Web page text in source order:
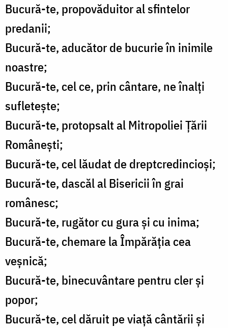
Bucură-te, propovăduitor al sfintelor
predanii;
Bucură-te, aducător de bucurie în inimile
noastre;
Bucură-te, cel ce, prin cântare, ne înalți
sufletește;
Bucură-te, protopsalt al Mitropoliei Țării
Românești;
Bucură-te, cel lăudat de dreptcredincioși;
Bucură-te, dascăl al Bisericii în grai
românesc;
Bucură-te, rugător cu gura și cu inima;
Bucură-te, chemare la Împărăția cea
veșnică;
Bucură-te, binecuvântare pentru cler și
popor;
Bucură-te, cel dăruit pe viață cântării și